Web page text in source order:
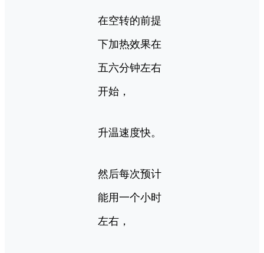
在空转的前提
下加热效果在
五六分钟左右
开始，
升温速度快。
然后每次预计
能用一个小时
左右，